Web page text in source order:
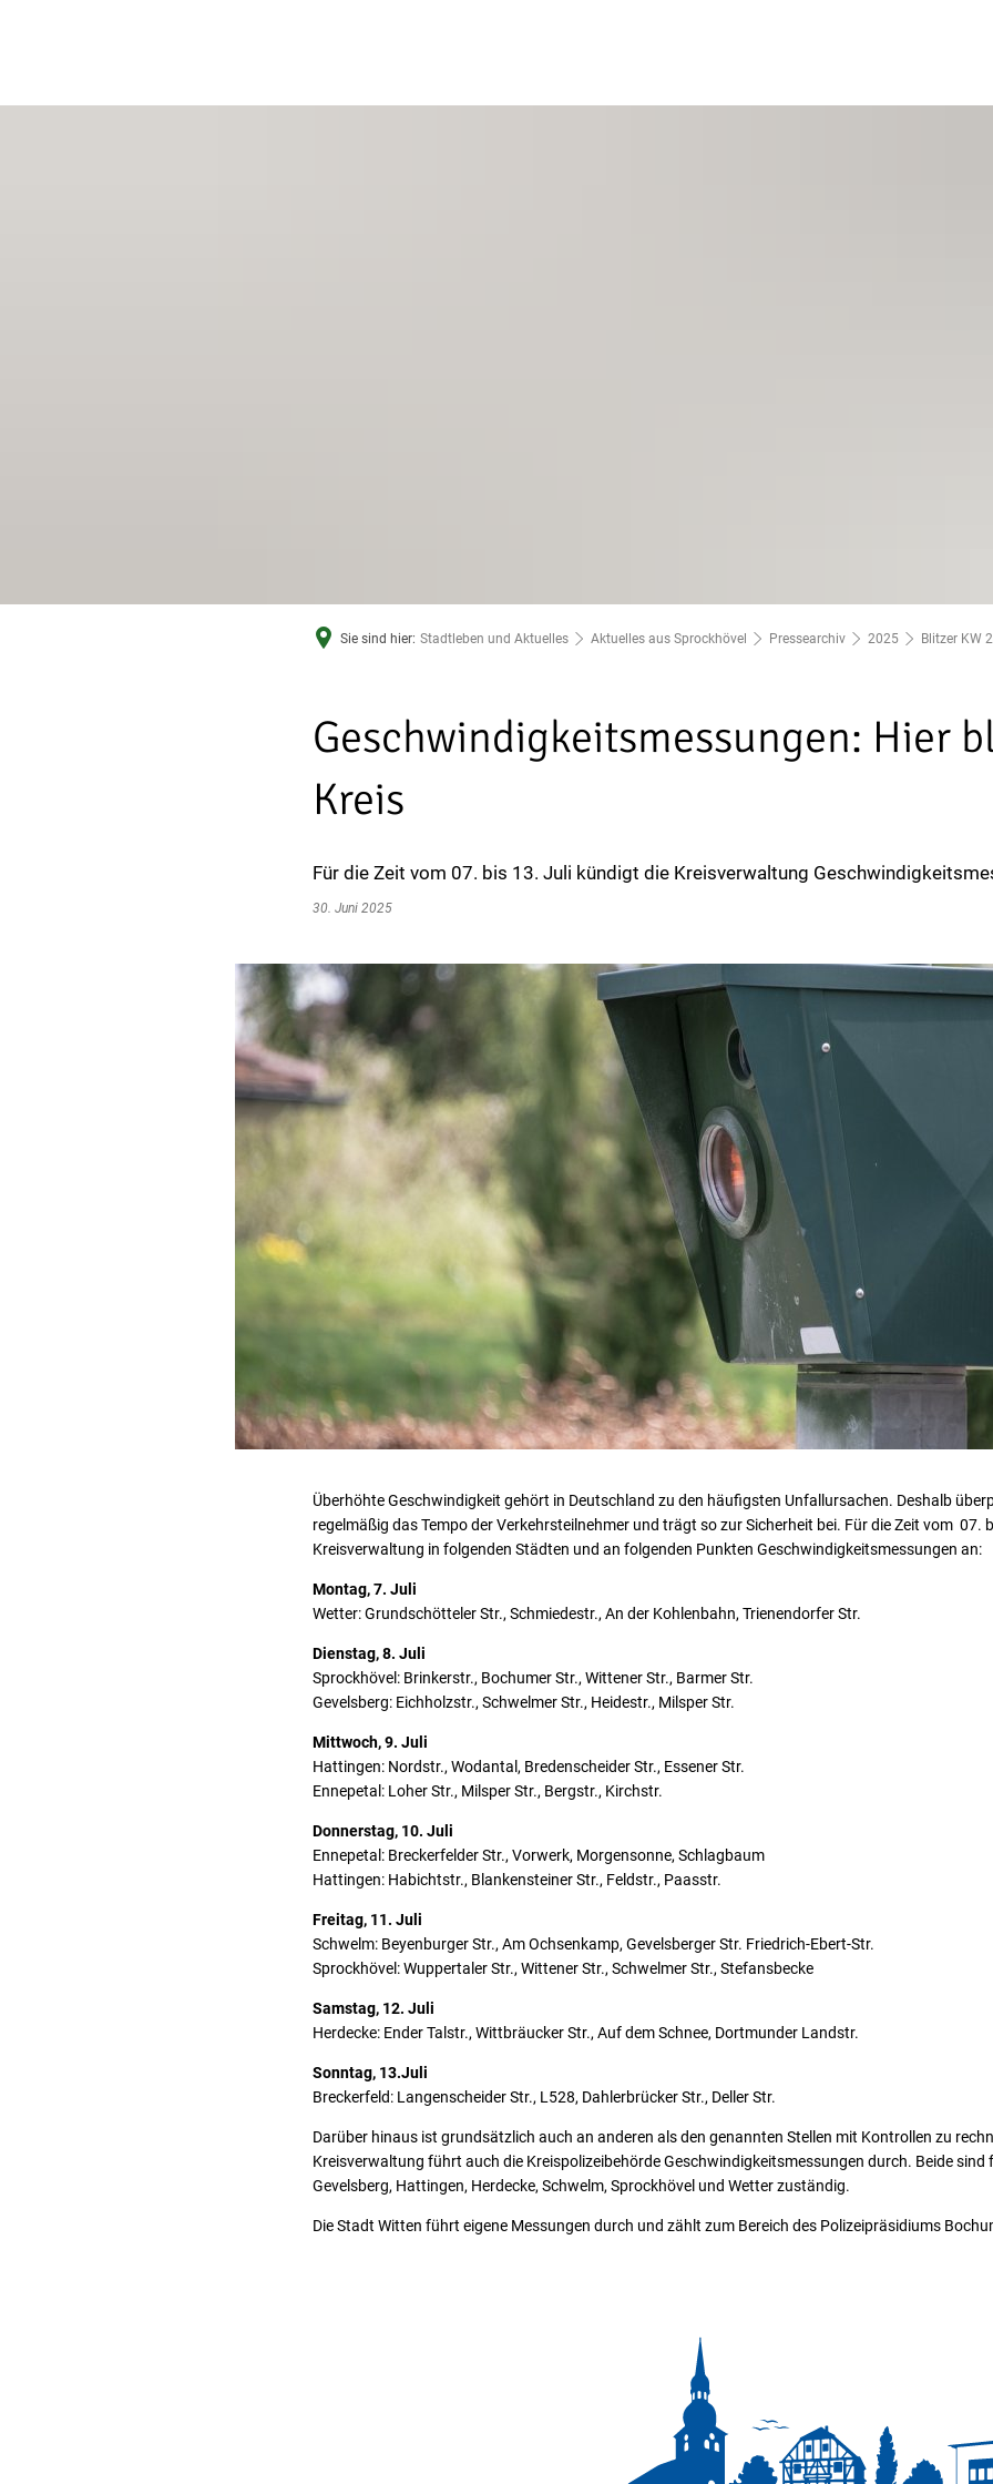
Sie sind hier: Stadtleben und Aktuelles Aktuelles aus Sprockhövel Pressearchiv 2025 Blitzer KW
Geschwindigkeitsmessungen: Hier
Kreis
Für die Zeit vom 07. bis 13. Juli kündigt die Kreisverwaltung
30. Juni 2025
Überhöhte Geschwindigkeit gehört in Deutschland zu den häufigsten Unfallursachen. Deshalb
regelmäßig das Tempo der Verkehrsteilnehmer und trägt so zur Sicherheit bei. Für die Zeit vom 07.
Kreisverwaltung in folgenden Städten und an folgenden Punkten Geschwindigkeitsmessungen an:
Montag, 7. Juli
Wetter: Grundschötteler Str., Schmiedestr., An der Kohlenbahn, Trienendorfer Str.
Dienstag, 8. Juli
Sprockhövel: Brinkerstr., Bochumer Str., Wittener Str., Barmer Str.
Gevelsberg: Eichholzstr., Schwelmer Str., Heidestr., Milsper Str.
Mittwoch, 9. Juli
Hattingen: Nordstr., Wodantal, Bredenscheider Str., Essener Str.
Ennepetal: Loher Str., Milsper Str., Bergstr., Kirchstr.
Donnerstag, 10. Juli
Ennepetal: Breckerfelder Str., Vorwerk, Morgensonne, Schlagbaum
Hattingen: Habichtstr., Blankensteiner Str., Feldstr., Paasstr.
Freitag, 11. Juli
Schwelm: Beyenburger Str., Am Ochsenkamp, Gevelsberger Str. Friedrich-Ebert-Str.
Sprockhövel: Wuppertaler Str., Wittener Str., Schwelmer Str., Stefansbecke
Samstag, 12. Juli
Herdecke: Ender Talstr., Wittbräucker Str., Auf dem Schnee, Dortmunder Landstr.
Sonntag, 13.Juli
Breckerfeld: Langenscheider Str., L528, Dahlerbrücker Str., Deller Str.
Darüber hinaus ist grundsätzlich auch an anderen als den genannten Stellen mit Kontrollen zu
Kreisverwaltung führt auch die Kreispolizeibehörde Geschwindigkeitsmessungen durch. Beide sind
Gevelsberg, Hattingen, Herdecke, Schwelm, Sprockhövel und Wetter zuständig.
Die Stadt Witten führt eigene Messungen durch und zählt zum Bereich des Polizeipräsidiums